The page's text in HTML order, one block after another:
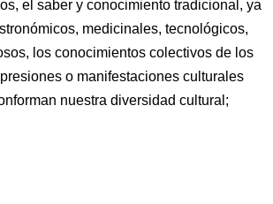
el saber y conocimiento tradicional, ya
medicinales, tecnológicos,
los conocimientos colectivos de los
o manifestaciones culturales
nuestra diversidad cultural;